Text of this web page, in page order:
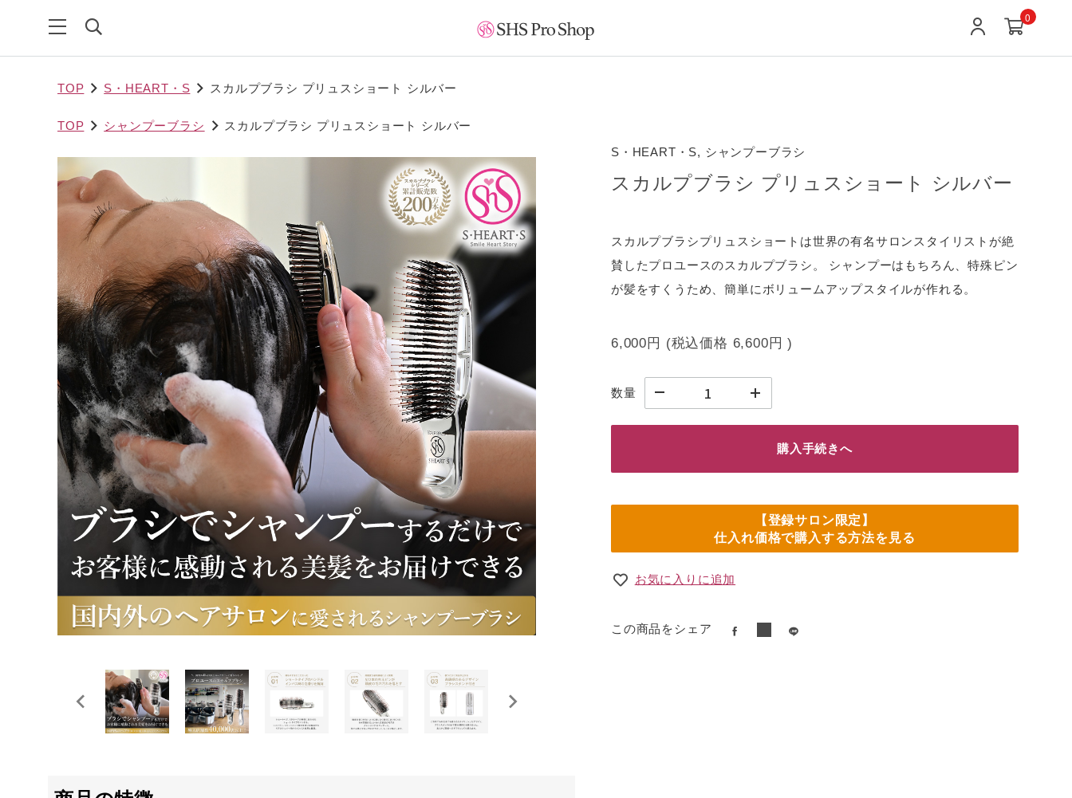
0
TOP S・HEART・S スカルプブラシ プリュスショート シルバー
TOP シャンプーブラシ
スカルプブラシ プリュスショート シルバー
S・HEART・S, シャンプーブラシ
スカルプブラシ プリュスショート シルバー
スカルプブラシプリュスショートは世界の有名サロンスタイリストが絶
賛したプロユースのスカルプブラシ。 シャンプーはもちろん、特殊ピン
が髪をすくうため、簡単にボリュームアップスタイルが作れる。
6,000円 (税込価格 6,600円 )
数量
購入手続きへ
【登録サロン限定】
仕入れ価格で購入する方法を見る
お気に入りに追加
この商品をシェア